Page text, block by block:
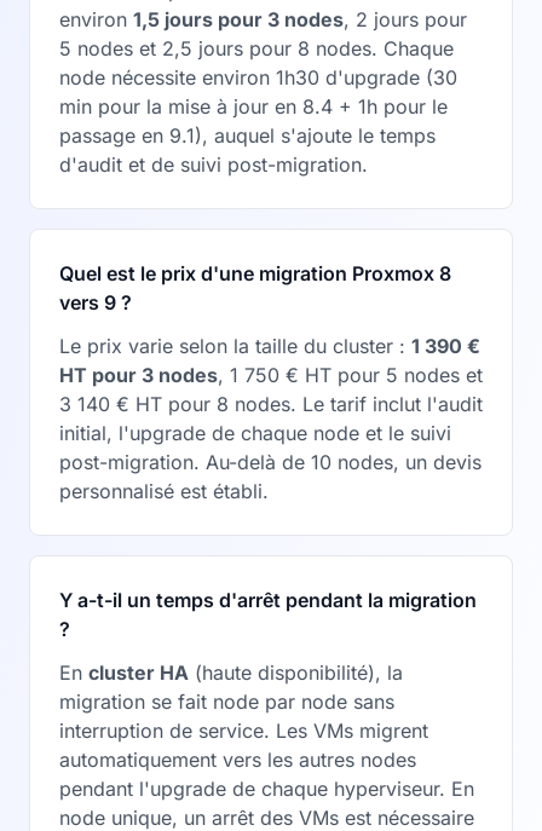
environ 1,5 jours pour 3 nodes, 2 jours pour
5 nodes et 2,5 jours pour 8 nodes. Chaque
node nécessite environ 1h30 d'upgrade (30
min pour la mise à jour en 8.4 + 1h pour le
passage en 9.1), auquel s'ajoute le temps
d'audit et de suivi post-migration.
Quel est le prix d'une migration Proxmox 8
vers 9 ?
Le prix varie selon la taille du cluster : 1 390 €
HT pour 3 nodes, 1 750 € HT pour 5 nodes et
3 140 € HT pour 8 nodes. Le tarif inclut l'audit
initial, l'upgrade de chaque node et le suivi
post-migration. Au-delà de 10 nodes, un devis
personnalisé est établi.
Y a-t-il un temps d'arrêt pendant la migration
?
En cluster HA (haute disponibilité), la
migration se fait node par node sans
interruption de service. Les VMs migrent
automatiquement vers les autres nodes
pendant l'upgrade de chaque hyperviseur. En
node unique, un arrêt des VMs est nécessaire